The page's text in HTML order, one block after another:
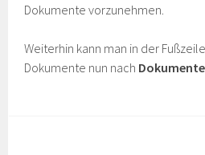
Dokumente vorzunehmen.
Weiterhin kann man in der
Dokumente nun nach